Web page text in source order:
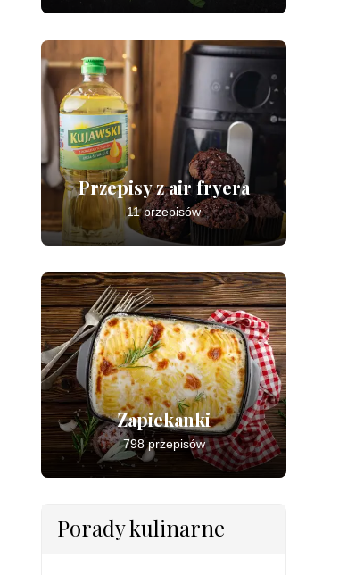
Przepisy z air fryera
11 przepisów
Zapiekanki
798 przepisów
Porady kulinarne